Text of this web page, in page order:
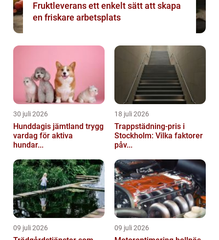
Fruktleverans ett enkelt sätt att skapa
en friskare arbetsplats
30 juli 2026
Hunddagis jämtland trygg
vardag för aktiva
hundar...
18 juli 2026
Trappstädning-pris i
Stockholm: Vilka faktorer
påv...
09 juli 2026 09 juli 2026